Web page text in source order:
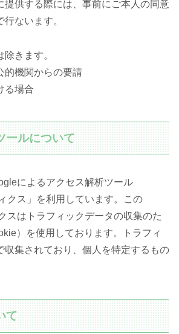
提供する際には、事前にご本人の同意
ないます。
きます。
的機関からの要請
る場合
ールについて
によるアクセス解析ツール
クス」を利用しています。この
スはトラフィックデータの収集のた
）を使用しております。トラフィ
収集されており、個人を特定するもの
て